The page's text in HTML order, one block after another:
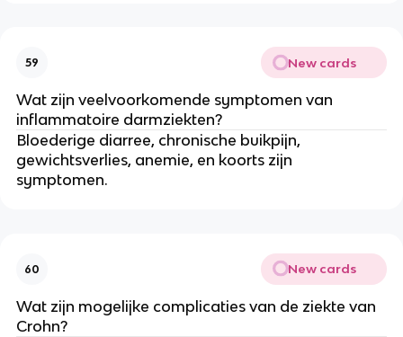
59 New cards
Wat zijn veelvoorkomende symptomen van
inflammatoire darmziekten?
Bloederige diarree, chronische buikpijn,
gewichtsverlies, anemie, en koorts zijn
symptomen.
60 New cards
Wat zijn mogelijke complicaties van de ziekte van
Crohn?